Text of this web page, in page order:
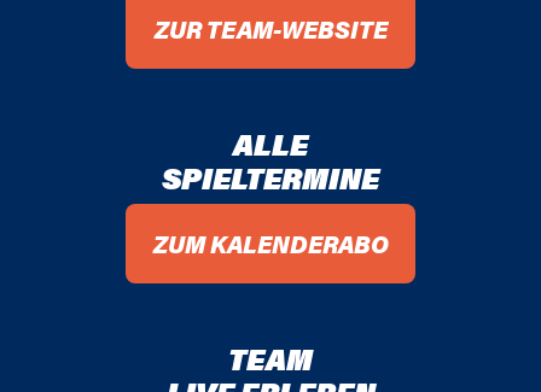
ZUR TEAM-WEBSITE
ALLE
SPIELTERMINE
ZUM KALENDERABO
TEAM